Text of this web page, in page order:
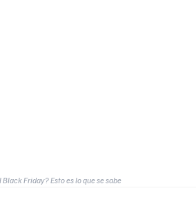
Friday? Esto es lo que se sabe